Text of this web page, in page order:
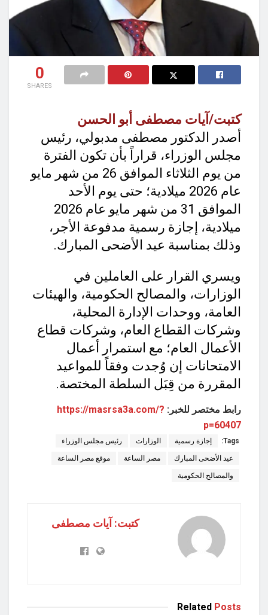
0
SHARES
كتبت/آيات مصطفى أبو الحسن
أصدر الدكتور مصطفى مدبولي، رئيس
مجلس الوزراء، قراراً بأن تكون الفترة
من يوم الثلاثاء الموافق 26 من شهر مايو
عام 2026 ميلادية؛ حتى يوم الأحد
الموافق 31 من شهر مايو عام 2026
ميلادية، إجازة رسمية مدفوعة الأجر،
وذلك بمناسبة عيد الأضحى المبارك.
ويسري القرار على العاملين في
الوزارات، والمصالح الحكومية، والهيئات
العامة، ووحدات الإدارة المحلية،
وشركات القطاع العام، وشركات قطاع
الأعمال العام؛ مع استمرار أعمال
الامتحانات إن وُجدت وفقاً للمواعيد
المقررة من قِبَل السلطة المختصة.
رابط مختصر للخبر: https://masrsa3a.com/?
p=60407
Tags: إجازة رسمية الوزارات رئيس مجلس الوزراء
عيد الأضحى المبارك مصر الساعة موقع مصر الساعة
والمصالح الحكومية
كتبت: آيات مصطفى
Related Posts